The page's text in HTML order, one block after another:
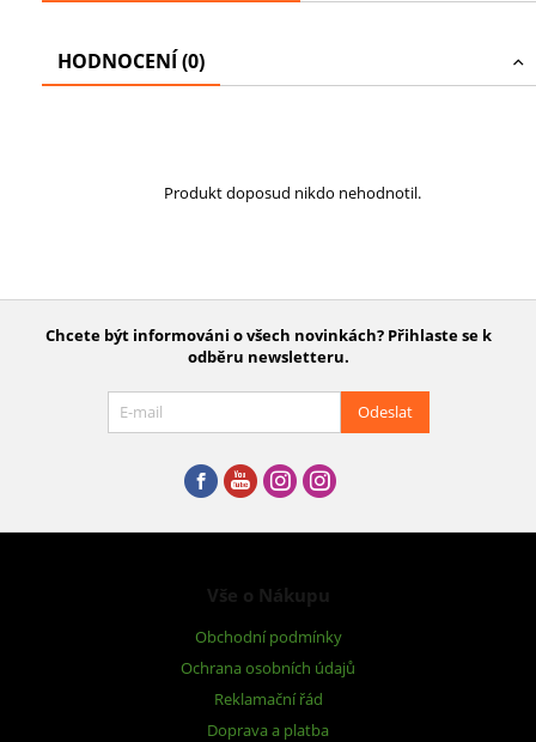
HODNOCENÍ (0)
Produkt doposud nikdo nehodnotil.
Chcete být informováni o všech novinkách? Přihlaste se k
odběru newsletteru.
Odeslat
Vše o Nákupu
Obchodní podmínky
Ochrana osobních údajů
Reklamační řád
Doprava a platba